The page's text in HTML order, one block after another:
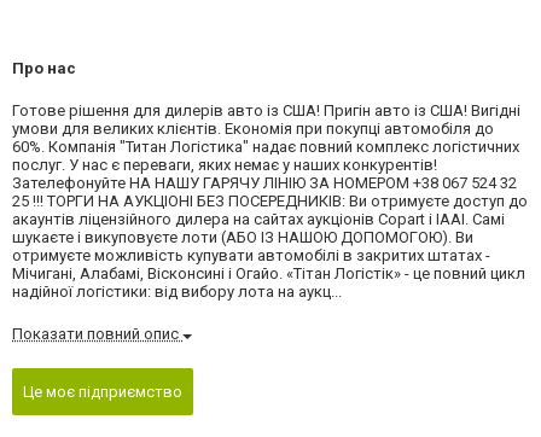
Про нас
Готове рішення для дилерів авто із США! Пригін авто із США! Вигідні
умови для великих клієнтів. Економія при покупці автомобіля до
60%. Компанія "Титан Логістика" надає повний комплекс логістичних
послуг. У нас є переваги, яких немає у наших конкурентів!
Зателефонуйте НА НАШУ ГАРЯЧУ ЛІНІЮ ЗА НОМЕРОМ +38 067 524 32
25 !!! ТОРГИ НА АУКЦІОНІ БЕЗ ПОСЕРЕДНИКІВ: Ви отримуєте доступ до
акаунтів ліцензійного дилера на сайтах аукціонів Copart і IAAI. Самі
шукаєте і викуповуєте лоти (АБО ІЗ НАШОЮ ДОПОМОГОЮ). Ви
отримуєте можливість купувати автомобілі в закритих штатах -
Мічигані, Алабамі, Вісконсині і Огайо. «Тітан Логістік» - це повний цикл
надійної логістики: від вибору лота на аукц...
Показати повний опис
Це моє підприємство